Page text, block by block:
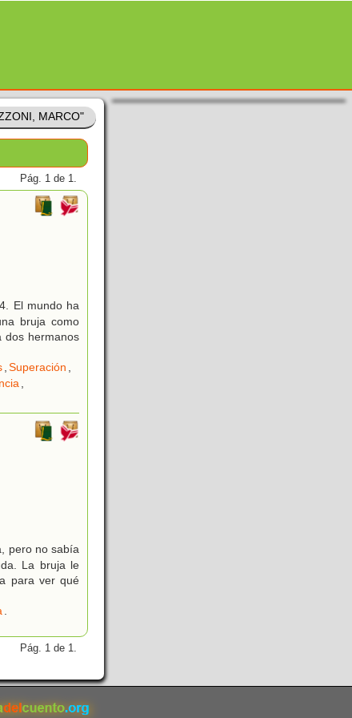
MARCO"
Pág. 1 de 1.
El mundo ha
bruja como
dos hermanos
,Superación ,
,
pero no sabía
La bruja le
para ver qué
.
Pág. 1 de 1.